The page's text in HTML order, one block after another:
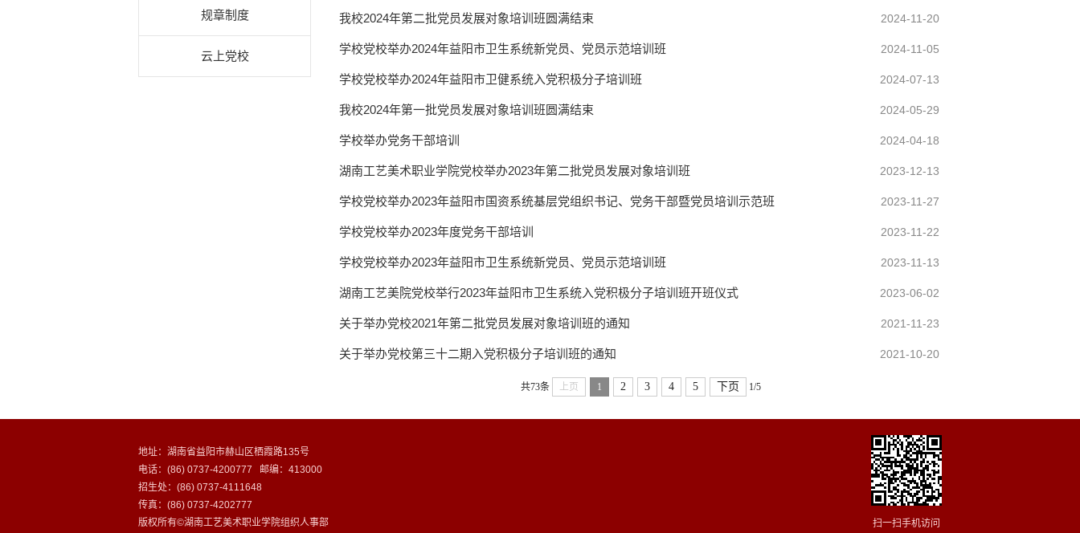
规章制度
云上党校
我校2024年第二批党员发展对象培训班圆满结束 2024-11-20
学校党校举办2024年益阳市卫生系统新党员、党员示范培训班 2024-11-05
学校党校举办2024年益阳市卫健系统入党积极分子培训班 2024-07-13
我校2024年第一批党员发展对象培训班圆满结束 2024-05-29
学校举办党务干部培训 2024-04-18
湖南工艺美术职业学院党校举办2023年第二批党员发展对象培训班 2023-12-13
学校党校举办2023年益阳市国资系统基层党组织书记、党务干部暨党员培训示范班 2023-11-27
学校党校举办2023年度党务干部培训 2023-11-22
学校党校举办2023年益阳市卫生系统新党员、党员示范培训班 2023-11-13
湖南工艺美院党校举行2023年益阳市卫生系统入党积极分子培训班开班仪式 2023-06-02
关于举办党校2021年第二批党员发展对象培训班的通知 2021-11-23
关于举办党校第三十二期入党积极分子培训班的通知 2021-10-20
共73条 上页 1 2 3 4 5 下页 1/5
地址：湖南省益阳市赫山区栖霞路135号
电话：(86) 0737-4200777 邮编：413000
招生处：(86) 0737-4111648
传真：(86) 0737-4202777
版权所有©湖南工艺美术职业学院组织人事部
扫一扫手机访问